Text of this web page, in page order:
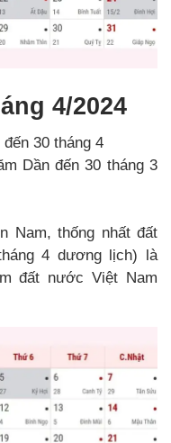
4/2024
30 tháng 4
Dần đến 30 tháng 3
Nam, thống nhất đất
4 dương lịch) là
đất nước Việt Nam